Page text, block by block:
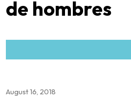
de hombres
August 16, 2018